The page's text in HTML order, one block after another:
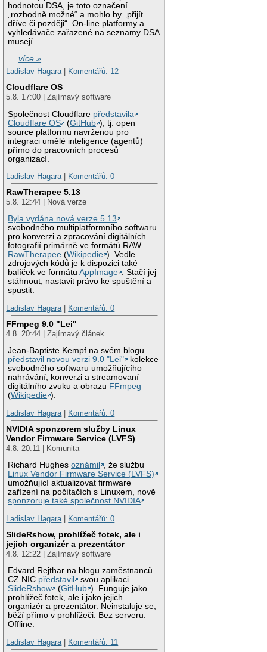
hodnotou DSA, je toto označení
„rozhodně možné“ a mohlo by „přijít
dříve či později“. On-line platformy a
vyhledávače zařazené na seznamy DSA
musejí
…více »
Ladislav Hagara| Komentářů: 12
Cloudflare OS
5.8. 17:00 | Zajímavý software
Společnost Cloudflare představila
Cloudflare OS
(GitHub ), tj. open
source platformu navrženou pro
integraci umělé inteligence (agentů)
přímo do pracovních procesů
organizací.
Ladislav Hagara| Komentářů: 0
RawTherapee 5.13
5.8. 12:44 | Nová verze
Byla vydána nová verze 5.13
svobodného multiplatformního softwaru
pro konverzi a zpracování digitálních
fotografií primárně ve formátů RAW
RawTherapee (Wikipedie ). Vedle
zdrojových kódů je k dispozici také
balíček ve formátuAppImage . Stačí jej
stáhnout, nastavit právo ke spuštění a
spustit.
Ladislav Hagara| Komentářů: 0
FFmpeg 9.0 "Lei"
4.8. 20:44 | Zajímavý článek
Jean-Baptiste Kempf na svém blogu
představil novou verzi 9.0 "Lei"
kolekce
svobodného softwaru umožňujícího
nahrávání, konverzi a streamovaní
digitálního zvuku a obrazu FFmpeg
(Wikipedie ).
Ladislav Hagara| Komentářů: 0
NVIDIA sponzorem služby Linux
Vendor Firmware Service (LVFS)
4.8. 20:11 | Komunita
Richard Hughesoznámil
, že službu
Linux Vendor Firmware Service (LVFS)
umožňující aktualizovat firmware
zařízení na počítačích s Linuxem, nově
sponzoruje také společnost NVIDIA .
Ladislav Hagara| Komentářů: 0
SlideRshow, prohlížeč fotek, ale i
jejich organizér a prezentátor
4.8. 12:22 | Zajímavý software
Edvard Rejthar na blogu zaměstnanců
CZ.NIC představil
svou aplikaci
SlideRshow
(GitHub ). Funguje jako
prohlížeč fotek, ale i jako jejich
organizér a prezentátor. Neinstaluje se,
běží přímo v prohlížeči. Bez serveru.
Offline.
Ladislav Hagara| Komentářů: 11